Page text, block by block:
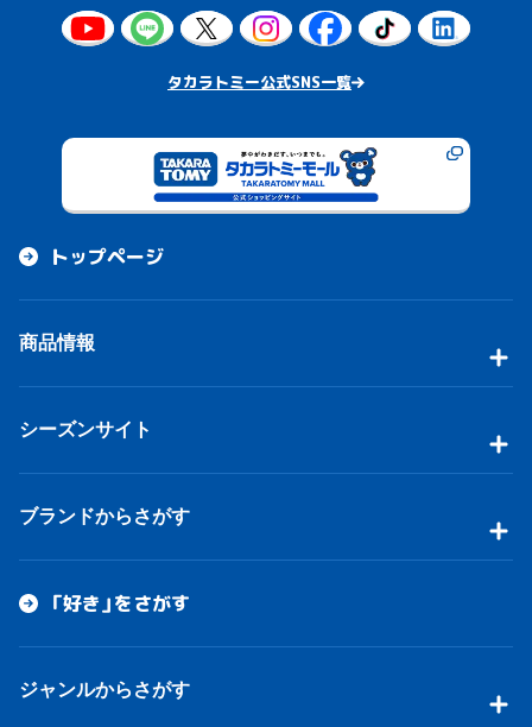
タカラトミー公式SNS一覧
トップページ
商品情報
シーズンサイト
ブランドからさがす
「好き」をさがす
ジャンルからさがす